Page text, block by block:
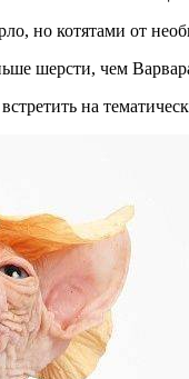
но котятами от
шерсти, чем
на